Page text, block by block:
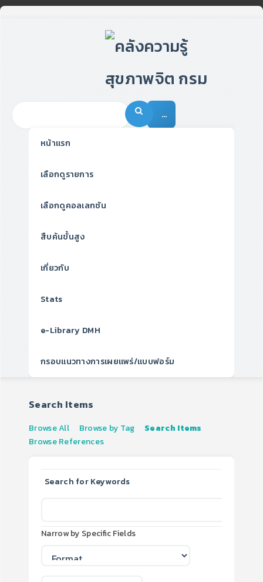
…
หน้าแรก
เลือกดูรายการ
เลือกดูคอลเลกชัน
สืบค้นขั้นสูง
เกี่ยวกับ
Stats
e-Library DMH
กรอบแนวทางการเผยแพร่/แบบฟอร์ม
Search Items
Browse All Browse by Tag
Search Items
Browse References
Search for Keywords
Narrow by Specific Fields